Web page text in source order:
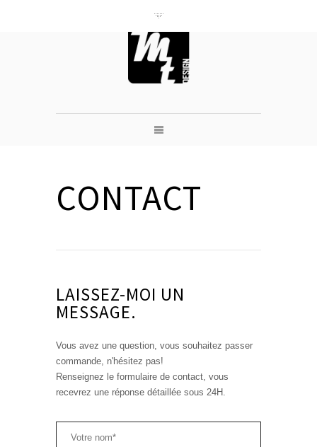
CRÉATION /
luminaire &
béton/bois/acie
R. CHAUVIN
CONTACT
LAISSEZ-MOI UN
MESSAGE.
Vous avez une question, vous souhaitez passer
commande, n'hésitez pas!
Renseignez le formulaire de contact, vous
recevrez une réponse détaillée sous 24H.